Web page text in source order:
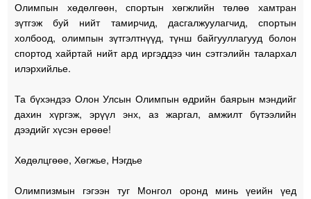
Олимпын хөдөлгөөн, спортын хөгжлийн төлөө хамтран
зүтгэж буй нийт тамирчид, дасгалжуулагчид, спортын
холбоод, олимпын зүтгэлтнүүд, түнш байгууллагууд болон
спортод хайртай нийт ард иргэддээ чин сэтгэлийн талархал
илэрхийлье.
Та бүхэндээ Олон Улсын Олимпын өдрийн баярын мэндийг
дахин хүргэж, эрүүл энх, аз жаргал, амжилт бүтээлийн
дээдийг хүсэн ерөөе!
Хөдөлцгөөе, Хөгжье, Нэгдье
Олимпизмын гэгээн туг Монгол оронд минь үеийн үед